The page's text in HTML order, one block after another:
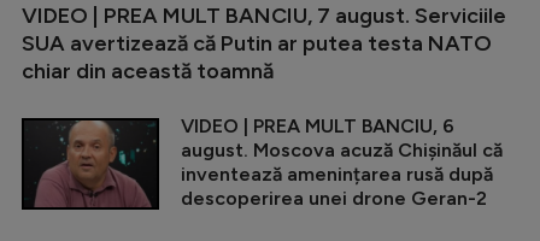
VIDEO | PREA MULT BANCIU, 7 august. Serviciile
SUA avertizează că Putin ar putea testa NATO
chiar din această toamnă
VIDEO | PREA MULT BANCIU, 6
august. Moscova acuză Chișinăul că
inventează amenințarea rusă după
descoperirea unei drone Geran-2